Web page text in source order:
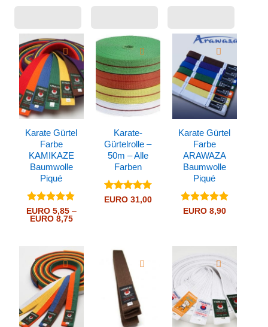
Karate Gürtel
Farbe
KAMIKAZE
Baumwolle
Piqué
Bewertet
mit4.8
EURO5,85 –
EURO8,75Preisspanne:
Karate-
Gürtelrolle –
50m – Alle
Farben
Bewertet
EURO31,00
Karate Gürtel
Farbe
ARAWAZA
Baumwolle
Piqué
Bewertet
EURO8,90